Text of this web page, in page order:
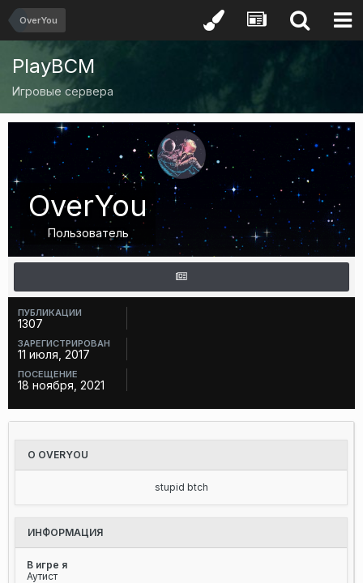
OverYou
PlayBCM
Игровые сервера
OverYou
Пользователь
ПУБЛИКАЦИИ
1307
ЗАРЕГИСТРИРОВАН
11 июля, 2017
ПОСЕЩЕНИЕ
18 ноября, 2021
О OVERYOU
stupid btch
ИНФОРМАЦИЯ
В игре я
Аутист